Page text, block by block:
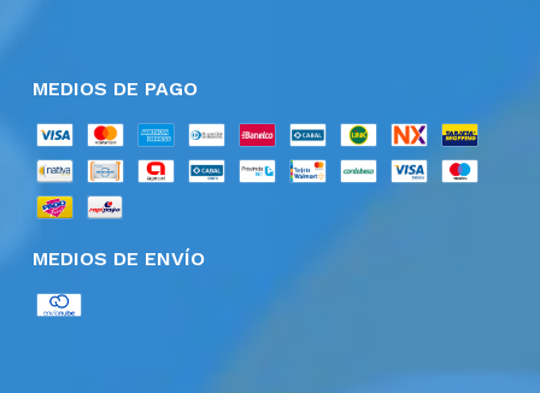
MEDIOS DE PAGO
MEDIOS DE ENVÍO